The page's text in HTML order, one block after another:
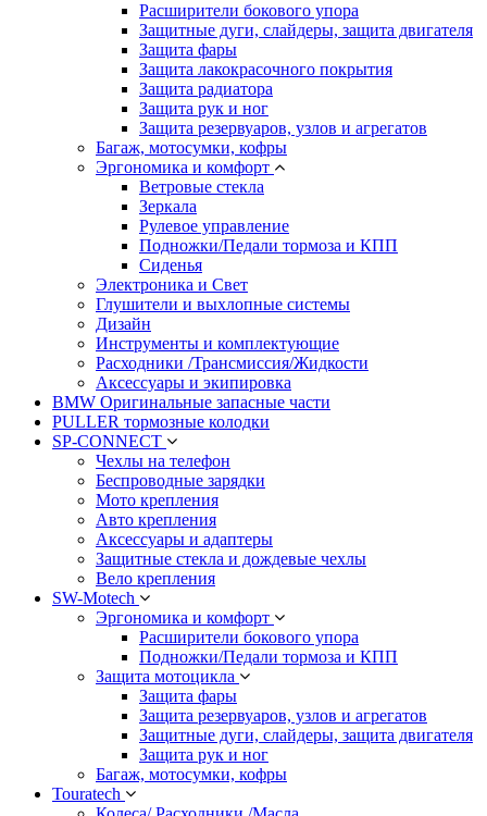
Расширители бокового упора
Защитные дуги, слайдеры, защита двигателя
Защита фары
Защита лакокрасочного покрытия
Защита радиатора
Защита рук и ног
Защита резервуаров, узлов и агрегатов
Багаж, мотосумки, кофры
Эргономика и комфорт
Ветровые стекла
Зеркала
Рулевое управление
Подножки/Педали тормоза и КПП
Сиденья
Электроника и Свет
Глушители и выхлопные системы
Дизайн
Инструменты и комплектующие
Расходники /Трансмиссия/Жидкости
Аксессуары и экипировка
BMW Оригинальные запасные части
PULLER тормозные колодки
SP-CONNECT
Чехлы на телефон
Беспроводные зарядки
Мото крепления
Авто крепления
Аксессуары и адаптеры
Защитные стекла и дождевые чехлы
Вело крепления
SW-Motech
Эргономика и комфорт
Расширители бокового упора
Подножки/Педали тормоза и КПП
Защита мотоцикла
Защита фары
Защита резервуаров, узлов и агрегатов
Защитные дуги, слайдеры, защита двигателя
Защита рук и ног
Багаж, мотосумки, кофры
Touratech